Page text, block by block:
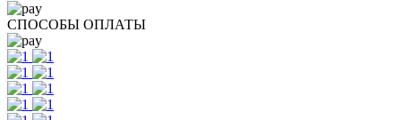
СПОСОБЫ ОПЛАТЫ